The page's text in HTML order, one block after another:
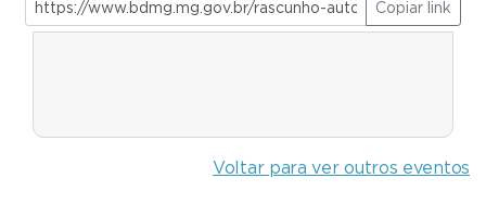
Copiar link
Voltar para ver outros eventos